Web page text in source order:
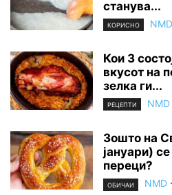
станува...
КОРИСНО NMD
Кои 3
вкусот на
зелка ги...
РЕЦЕПТИ NMD
Зошто на
јануари)
переци?
ОБИЧАИ NMD